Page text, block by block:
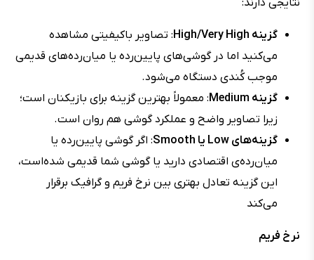
گزینه High/Very High
: تصاویر باکیفیتی مشاهده
می‌کنید اما در گوشی‌های پایین‌رده یا میان‌رده‌های قدیمی
موجب کُندی دستگاه می‌شود.
گزینه Medium
: معمولاً بهترین گزینه برای بازیکنان است؛
زیرا تصاویر واضح و عملکرد گوشی هم روان است.
گزینه‌های Low یا Smooth
: اگر گوشی پایین‌رده یا
میان‌رده‌ی اقتصادی دارید یا گوشی شما قدیمی شده‌است،
این گزینه تعادل بهتری بین نرخ فریم و گرافیک برقرار
می‌کند
نرخ فریم